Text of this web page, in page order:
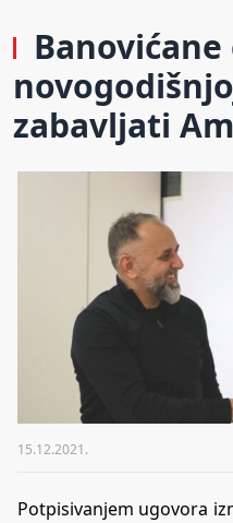
Banovićane
zabavljati
15.12.2021.
Potpisivanjem ugovora